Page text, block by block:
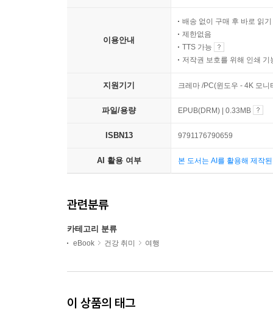
이용안내
배송 없이 구매 후 바로 읽기
제한없음
TTS 가능
저작권 보호를 위해 인쇄 기
지원기기 크레마 /PC(윈도우 - 4K 모
파일/용량 EPUB(DRM) | 0.33MB
ISBN13 9791176790659
AI 활용 여부 본 도서는 AI를 활용해 제작
관련분류
카테고리 분류
eBook 건강 취미 여행
이 상품의 태그